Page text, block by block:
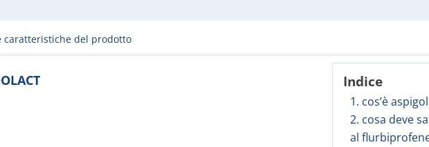
caratteristiche del prodotto
Indice
1. cos’è
2. cosa deve
al